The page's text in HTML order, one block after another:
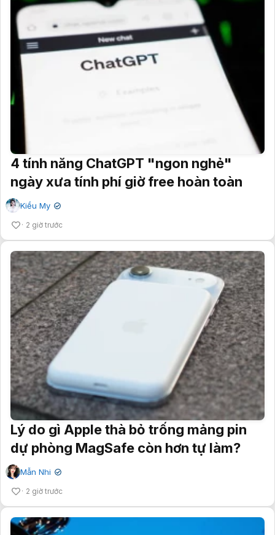
4 tính năng ChatGPT "ngon nghẻ"
ngày xưa tính phí giờ free hoàn toàn
Kiều My ✔
2 giờ trước
Lý do gì Apple thà bỏ trống mảng pin
dự phòng MagSafe còn hơn tự làm?
Mẫn Nhi ✔
2 giờ trước